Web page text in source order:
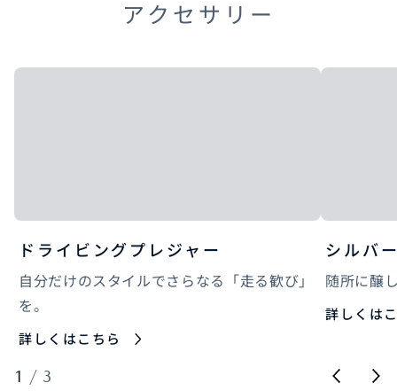
アクセサリー
ドライビングプレジャー
自分だけのスタイルでさらなる「走る歓び」
を。
詳しくはこちら
シルバ
随所に醸
詳しくは
1 / 3